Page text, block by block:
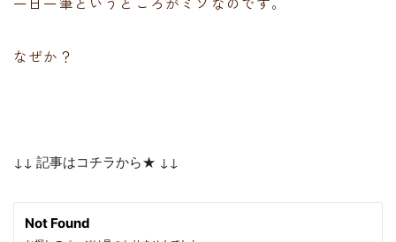
なぜか？
↓↓ 記事はコチラから★ ↓↓